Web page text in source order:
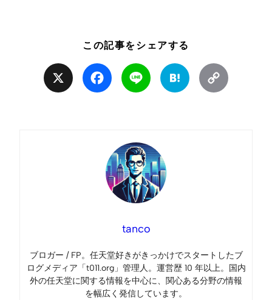
この記事をシェアする
Facebook Line Hatena
tanco
ブロガー / FP。任天堂好きがきっかけでスタートしたブ
ログメディア「t011.org」管理人。運営歴 10 年以上。国内
外の任天堂に関する情報を中心に、関心ある分野の情報
を幅広く発信しています。